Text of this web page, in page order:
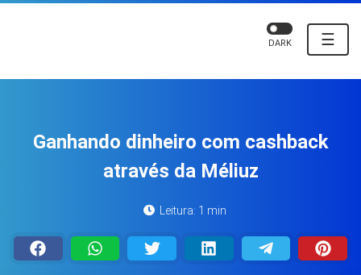
☰
DARK
Ganhando dinheiro com cashback
através da Méliuz
Leitura: 1 min